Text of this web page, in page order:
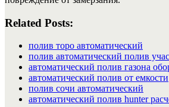
Related Posts:
полив торо автоматический
полив автоматический полив
автоматический полив газона
автоматический полив от емкости
полив сочи автоматический
автоматический полив hunter